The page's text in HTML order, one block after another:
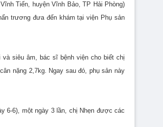
Tiến, huyện Vĩnh Bảo, TP Hải Phòng)
trương đưa đến khám tại viện Phụ sản
siêu âm, bác sĩ bệnh viện cho biết chị
nặng 2,7kg. Ngay sau đó, phụ sản này
6-6), một ngày 3 lần, chị Nhẹn được các